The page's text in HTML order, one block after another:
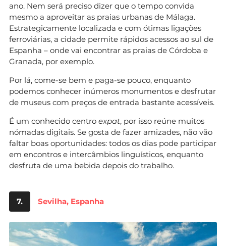
ano. Nem será preciso dizer que o tempo convida
mesmo a aproveitar as praias urbanas de Málaga.
Estrategicamente localizada e com ótimas ligações
ferroviárias, a cidade permite rápidos acessos ao sul de
Espanha – onde vai encontrar as praias de Córdoba e
Granada, por exemplo.
Por lá, come-se bem e paga-se pouco, enquanto
podemos conhecer inúmeros monumentos e desfrutar
de museus com preços de entrada bastante acessíveis.
É um conhecido centro expat, por isso reúne muitos
nómadas digitais. Se gosta de fazer amizades, não vão
faltar boas oportunidades: todos os dias pode participar
em encontros e intercâmbios linguísticos, enquanto
desfruta de uma bebida depois do trabalho.
7. Sevilha, Espanha